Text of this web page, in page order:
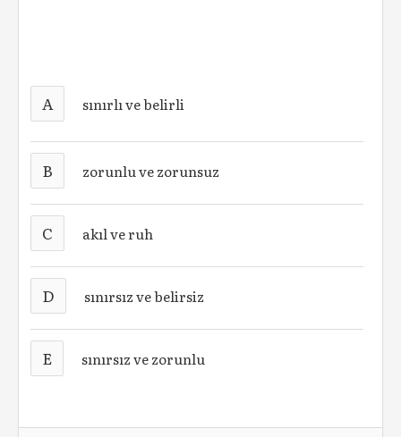
A sınırlı ve belirli
B zorunlu ve zorunsuz
C akıl ve ruh
D sınırsız ve belirsiz
E sınırsız ve zorunlu